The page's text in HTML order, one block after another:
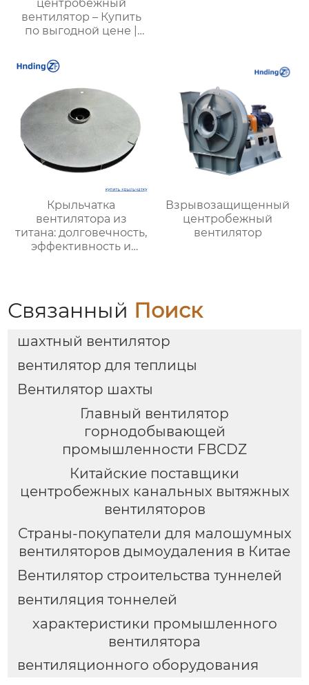
центробежный
вентилятор – Купить
по выгодной цене |
характеристики
Крыльчатка
вентилятора из
титана: долговечность,
эффективность и
Взрывозащищенный
центробежный
вентилятор
Связанный Поиск
шахтный вентилятор
вентилятор для теплицы
Вентилятор шахты
Главный вентилятор
горнодобывающей
промышленности FBCDZ
Китайские поставщики
центробежных канальных вытяжных
вентиляторов
Страны-покупатели для малошумных
вентиляторов дымоудаления в Китае
Вентилятор строительства туннелей
вентиляция тоннелей
характеристики промышленного
вентилятора
вентиляционного оборудования